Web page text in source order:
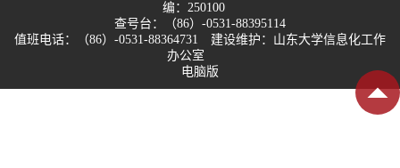
编：250100
查号台：（86）-0531-88395114
值班电话：（86）-0531-88364731 建设维护：山东大学信息化工作
办公室
电脑版